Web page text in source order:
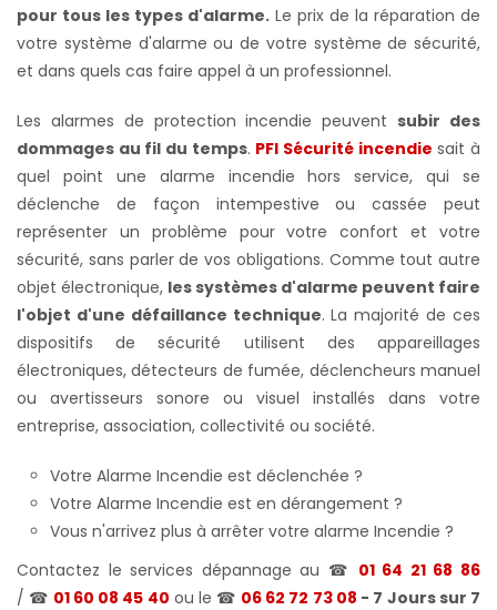
pour tous les types d'alarme. Le prix de la réparation de
votre système d'alarme ou de votre système de sécurité,
et dans quels cas faire appel à un professionnel.
Les alarmes de protection incendie peuventsubir des
dommages au fil du temps. PFI Sécurité incendie sait à
quel point une alarme incendie hors service, qui se
déclenche de façon intempestive ou cassée peut
représenter un problème pour votre confort et votre
sécurité, sans parler de vos obligations. Comme tout autre
objet électronique, les systèmes d'alarme peuvent faire
l'objet d'une défaillance technique. La majorité de ces
dispositifs de sécurité utilisent des appareillages
électroniques, détecteurs de fumée, déclencheurs manuel
ou avertisseurs sonore ou visuel installés dans votre
entreprise, association, collectivité ou société.
Votre Alarme Incendie est déclenchée ?
Votre Alarme Incendie est en dérangement ?
Vous n'arrivez plus à arrêter votre alarme Incendie ?
Contactez le services dépannage au ☎ 01 64 21 68 86
/ ☎ 01 60 08 45 40 ou le ☎ 06 62 72 73 08 - 7 Jours sur 7